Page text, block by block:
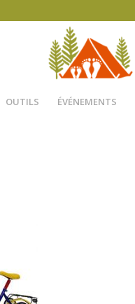
OUTILS ÉVÉNEMENTS